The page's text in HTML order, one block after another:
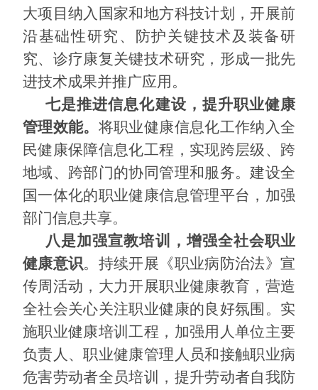
大项目纳入国家和地方科技计划，开展前
沿基础性研究、防护关键技术及装备研
究、诊疗康复关键技术研究，形成一批先
进技术成果并推广应用。
七是推进信息化建设，提升职业健康
管理效能。 将职业健康信息化工作纳入全
民健康保障信息化工程，实现跨层级、跨
地域、跨部门的协同管理和服务。建设全
国一体化的职业健康信息管理平台，加强
部门信息共享。
八是加强宣教培训，增强全社会职业
健康意识。持续开展《职业病防治法》宣
传周活动，大力开展职业健康教育，营造
全社会关心关注职业健康的良好氛围。实
施职业健康培训工程，加强用人单位主要
负责人、职业健康管理人员和接触职业病
危害劳动者全员培训，提升劳动者自我防